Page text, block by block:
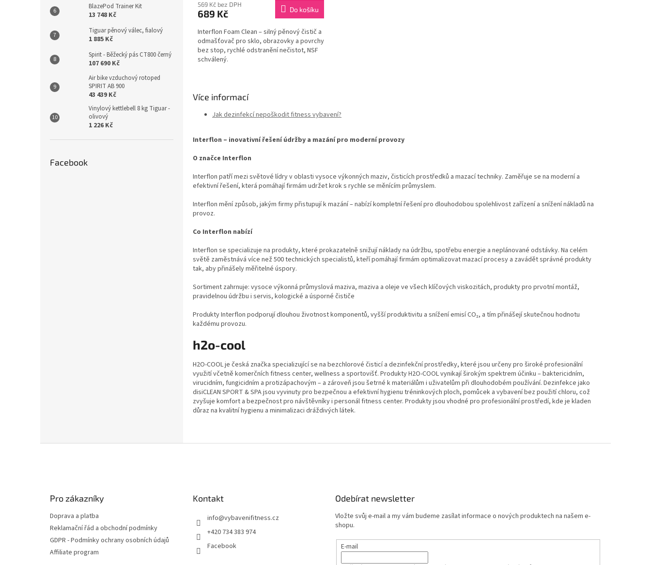
BlazePod Trainer Kit
13 748 Kč
Tiguar pěnový válec, fialový
1 885 Kč
Spirit - Běžecký pás CT800 černý
107 690 Kč
Air bike vzduchový rotoped
SPIRIT AB 900
43 439 Kč
Vinylový kettlebell 8 kg Tiguar -
olivový
1 226 Kč
Facebook
569 Kč bez DPH
689 Kč Do košíku
Interflon Foam Clean – silný pěnový čistič a
odmašťovač pro sklo, obrazovky a povrchy
bez stop, rychlé odstranění nečistot, NSF
schválený.
c
v
k
v
u
Více informací
Jak dezinfekcí nepoškodit fitness vybavení?
Interflon – inovativní řešení údržby a mazání pro moderní provozy
O značce Interflon
Interflon patří mezi světové lídry v oblasti vysoce výkonných maziv, čisticích prostředků a mazací techniky. Zaměřuje se na moderní a
efektivní řešení, která pomáhají firmám udržet krok s rychle se měnícím průmyslem.
Interflon mění způsob, jakým firmy přistupují k mazání – nabízí kompletní řešení pro dlouhodobou spolehlivost zařízení a snížení nákladů na
provoz.
Co Interflon nabízí
Interflon se specializuje na produkty, které prokazatelně snižují náklady na údržbu, spotřebu energie a neplánované odstávky. Na celém
světě zaměstnává více než 500 technických specialistů, kteří pomáhají firmám optimalizovat mazací procesy a zavádět správné produkty
tak, aby přinášely měřitelné úspory.
Sortiment zahrnuje: vysoce výkonná průmyslová maziva, maziva a oleje ve všech klíčových viskozitách, produkty pro prvotní montáž,
pravidelnou údržbu i servis, kologické a úsporné čističe
Produkty Interflon podporují dlouhou životnost komponentů, vyšší produktivitu a snížení emisí CO₂, a tím přinášejí skutečnou hodnotu
každému provozu.
h2o-cool
H2O-COOL je česká značka specializující se na bezchlorové čisticí a dezinfekční prostředky, které jsou určeny pro široké profesionální
využití včetně komerčních fitness center, wellness a sportovišť. Produkty H2O-COOL vynikají širokým spektrem účinku – baktericidním,
virucidním, fungicidním a protizápachovým – a zároveň jsou šetrné k materiálům i uživatelům při dlouhodobém používání. Dezinfekce jako
disiCLEAN SPORT & SPA jsou vyvinuty pro bezpečnou a efektivní hygienu tréninkových ploch, pomůcek a vybavení bez použití chloru, což
zvyšuje komfort a bezpečnost pro návštěvníky i personál fitness center. Produkty jsou vhodné pro profesionální prostředí, kde je kladen
důraz na kvalitní hygienu a minimalizaci dráždivých látek.
Pro zákazníky
Doprava a platba
Reklamační řád a obchodní podmínky
GDPR - Podmínky ochrany osobních údajů
Affiliate program
Kontakt
info@vybavenifitness.cz
+420 734 383 974
Facebook
Odebírat newsletter
Vložte svůj e-mail a my vám budeme zasílat informace o nových produktech na našem e-
shopu.
E-mail